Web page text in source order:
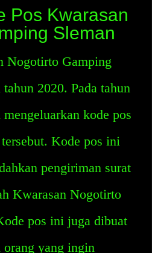
Pos Kwarasan
Sleman
Nogotirto Gamping
2020. Pada tahun
kode pos
Kode pos ini
pengiriman surat
Kwarasan Nogotirto
pos ini juga dibuat
orang yang ingin